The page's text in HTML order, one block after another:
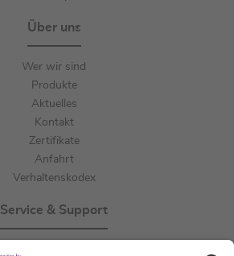
Über uns
Wer wir sind
Produkte
Aktuelles
Kontakt
Zertifikate
Anfahrt
Verhaltenskodex
Service & Support